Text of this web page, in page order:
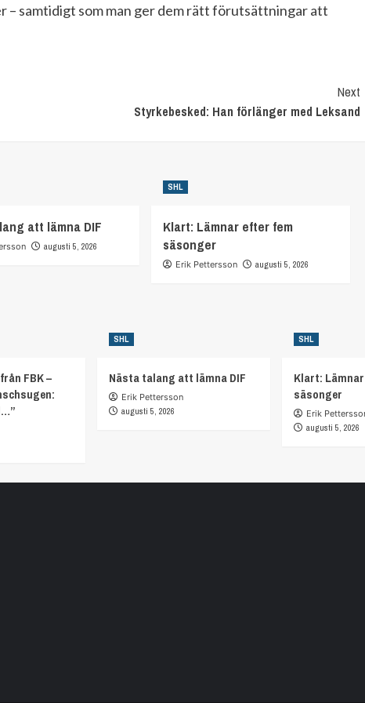
samtidigt som man ger dem rätt förutsättningar att
Next
Styrkebesked: Han förlänger med Leksand
att lämna DIF
augusti 5, 2026
SHL
Klart: Lämnar efter fem
säsonger
Erik Pettersson augusti 5, 2026
FBK –
SHL
Nästa talang att lämna DIF
Erik Pettersson
augusti 5, 2026
SHL
Klart:
säsonger
Erik
augusti 5, 2026